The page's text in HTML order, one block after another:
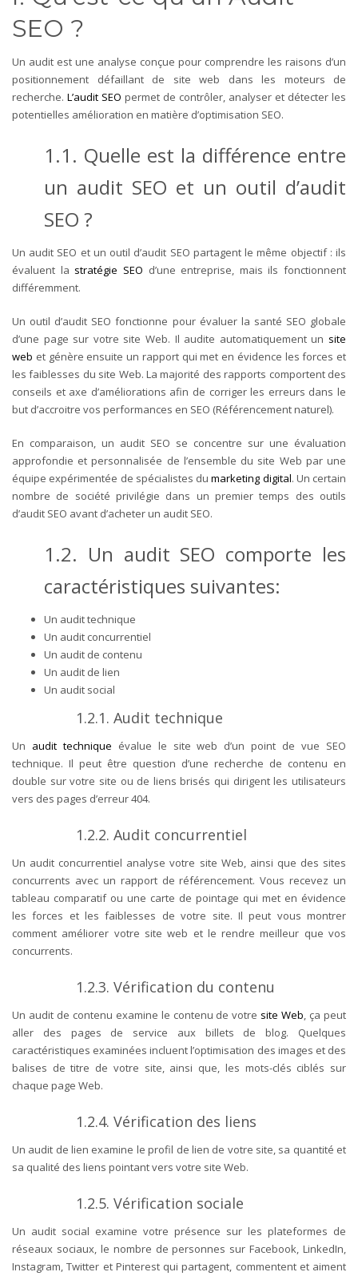
SEO ?
Un audit est une analyse conçue pour comprendre les raisons d’un
positionnement défaillant de site web dans les moteurs de
recherche. L’audit SEO permet de contrôler, analyser et détecter les
potentielles amélioration en matière d’optimisation SEO.
1.1. Quelle est la différence entre
un audit SEO et un outil d’audit
SEO ?
Un audit SEO et un outil d’audit SEO partagent le même objectif : ils
évaluent la stratégie SEO d’une entreprise, mais ils fonctionnent
différemment.
Un outil d’audit SEO fonctionne pour évaluer la santé SEO globale
d’une page sur votre site Web. Il audite automatiquement un site
web et génère ensuite un rapport qui met en évidence les forces et
les faiblesses du site Web. La majorité des rapports comportent des
conseils et axe d’améliorations afin de corriger les erreurs dans le
but d’accroitre vos performances en SEO (Référencement naturel).
En comparaison, un audit SEO se concentre sur une évaluation
approfondie et personnalisée de l’ensemble du site Web par une
équipe expérimentée de spécialistes dumarketing digital. Un certain
nombre de société privilégie dans un premier temps des outils
d’audit SEO avant d’acheter un audit SEO.
1.2. Un audit SEO comporte les
caractéristiques suivantes:
Un audit technique
Un audit concurrentiel
Un audit de contenu
Un audit de lien
Un audit social
1.2.1. Audit technique
Un audit technique évalue le site web d’un point de vue SEO
technique. Il peut être question d’une recherche de contenu en
double sur votre site ou de liens brisés qui dirigent les utilisateurs
vers des pages d’erreur 404.
1.2.2. Audit concurrentiel
Un audit concurrentiel analyse votre site Web, ainsi que des sites
concurrents avec un rapport de référencement. Vous recevez un
tableau comparatif ou une carte de pointage qui met en évidence
les forces et les faiblesses de votre site. Il peut vous montrer
comment améliorer votre site web et le rendre meilleur que vos
concurrents.
1.2.3. Vérification du contenu
Un audit de contenu examine le contenu de votre site Web, ça peut
aller des pages de service aux billets de blog. Quelques
caractéristiques examinées incluent l’optimisation des images et des
balises de titre de votre site, ainsi que, les mots-clés ciblés sur
chaque page Web.
1.2.4. Vérification des liens
Un audit de lien examine le profil de lien de votre site, sa quantité et
sa qualité des liens pointant vers votre site Web.
1.2.5. Vérification sociale
Un audit social examine votre présence sur les plateformes de
réseaux sociaux, le nombre de personnes sur Facebook, LinkedIn,
Instagram, Twitter et Pinterest qui partagent, commentent et aiment